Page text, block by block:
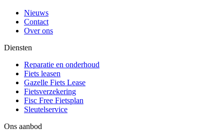
Nieuws
Contact
Over ons
Diensten
Reparatie en onderhoud
Fiets leasen
Gazelle Fiets Lease
Fietsverzekering
Fisc Free Fietsplan
Sleutelservice
Ons aanbod